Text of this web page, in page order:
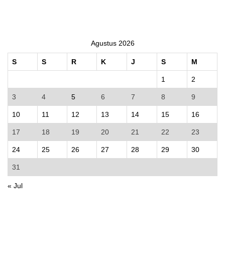
Agustus 2026
S S R K J S M
1 2
3 4 5 6 7 8 9
10 11 12 13 14 15 16
17 18 19 20 21 22 23
24 25 26 27 28 29 30
31
« Jul